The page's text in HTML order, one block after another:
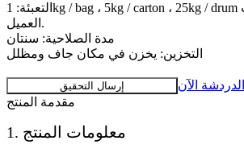
التعبئة: 1kg / bag ، 5kg / carton ، 25kg / drum أو حسب متطلبات
العميل.
مدة الصلاحية: سنتان
التخزين: يخزن في مكان جاف ومظلل
إرسال التحقيق
الدردشة الآن
مقدمة المنتج
1. معلومات المنتج